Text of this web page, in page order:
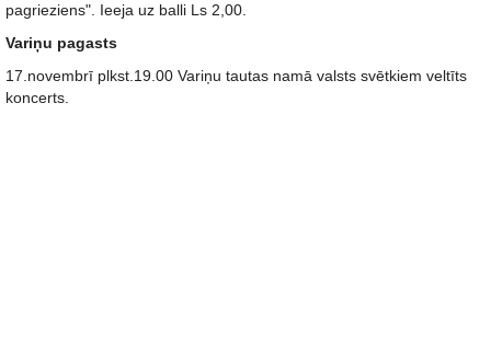
pagrieziens". Ieeja uz balli Ls 2,00.
Variņu pagasts
17.novembrī plkst.19.00 Variņu tautas namā valsts svētkiem veltīts
koncerts.